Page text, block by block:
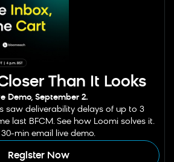
Than It Looks
Demo, September 2.
saw deliverability delays of up to 3
last BFCM. See how Loomi solves it.
min email live demo.
Register Now